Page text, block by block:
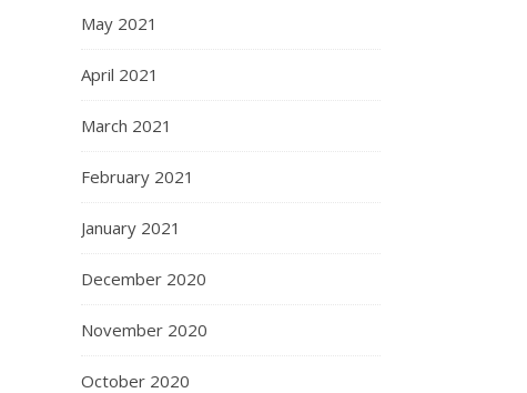
May 2021
April 2021
March 2021
February 2021
January 2021
December 2020
November 2020
October 2020